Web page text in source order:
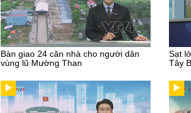
Bàn giao 24 căn nhà cho người dân
vùng lũ Mường Than
Sạt
Tây